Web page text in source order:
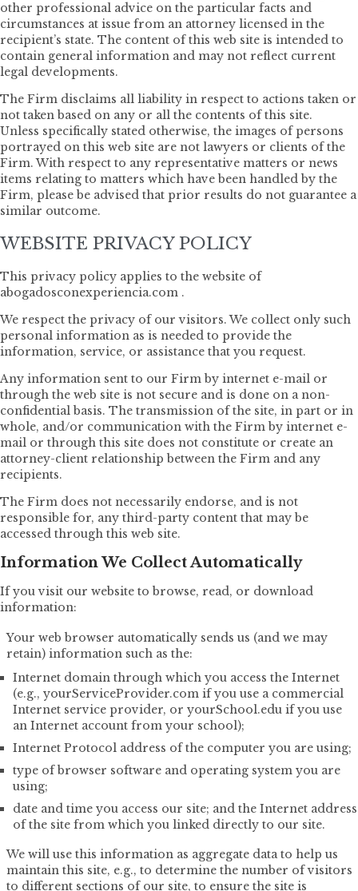
other professional advice on the particular facts and
circumstances at issue from an attorney licensed in the
recipient’s state. The content of this web site is intended to
contain general information and may not reflect current
legal developments.
The Firm disclaims all liability in respect to actions taken or
not taken based on any or all the contents of this site.
Unless specifically stated otherwise, the images of persons
portrayed on this web site are not lawyers or clients of the
Firm. With respect to any representative matters or news
items relating to matters which have been handled by the
Firm, please be advised that prior results do not guarantee a
similar outcome.
WEBSITE PRIVACY POLICY
This privacy policy applies to the website of
abogadosconexperiencia.com .
We respect the privacy of our visitors. We collect only such
personal information as is needed to provide the
information, service, or assistance that you request.
Any information sent to our Firm by internet e-mail or
through the web site is not secure and is done on a non-
confidential basis. The transmission of the site, in part or in
whole, and/or communication with the Firm by internet e-
mail or through this site does not constitute or create an
attorney-client relationship between the Firm and any
recipients.
The Firm does not necessarily endorse, and is not
responsible for, any third-party content that may be
accessed through this web site.
Information We Collect Automatically
If you visit our website to browse, read, or download
information:
Your web browser automatically sends us (and we may
retain) information such as the:
Internet domain through which you access the Internet
(e.g., yourServiceProvider.com if you use a commercial
Internet service provider, or yourSchool.edu if you use
an Internet account from your school);
Internet Protocol address of the computer you are using;
type of browser software and operating system you are
using;
date and time you access our site; and the Internet address
of the site from which you linked directly to our site.
We will use this information as aggregate data to help us
maintain this site, e.g., to determine the number of visitors
to different sections of our site, to ensure the site is